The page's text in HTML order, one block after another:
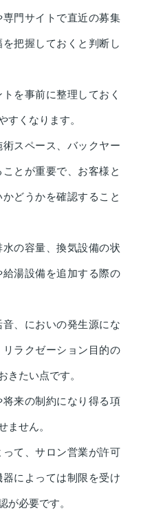
門サイトで直近の募集
把握しておくと判断し
を事前に整理しておく
くなります。
スペース、バックヤー
とが重要で、お客様と
どうかを確認すること
の容量、換気設備の状
湯設備を追加する際の
、においの発生源にな
ラクゼーション目的の
たい点です。
来の制約になり得る項
せん。
て、サロン営業が許可
によっては制限を受け
必要です。